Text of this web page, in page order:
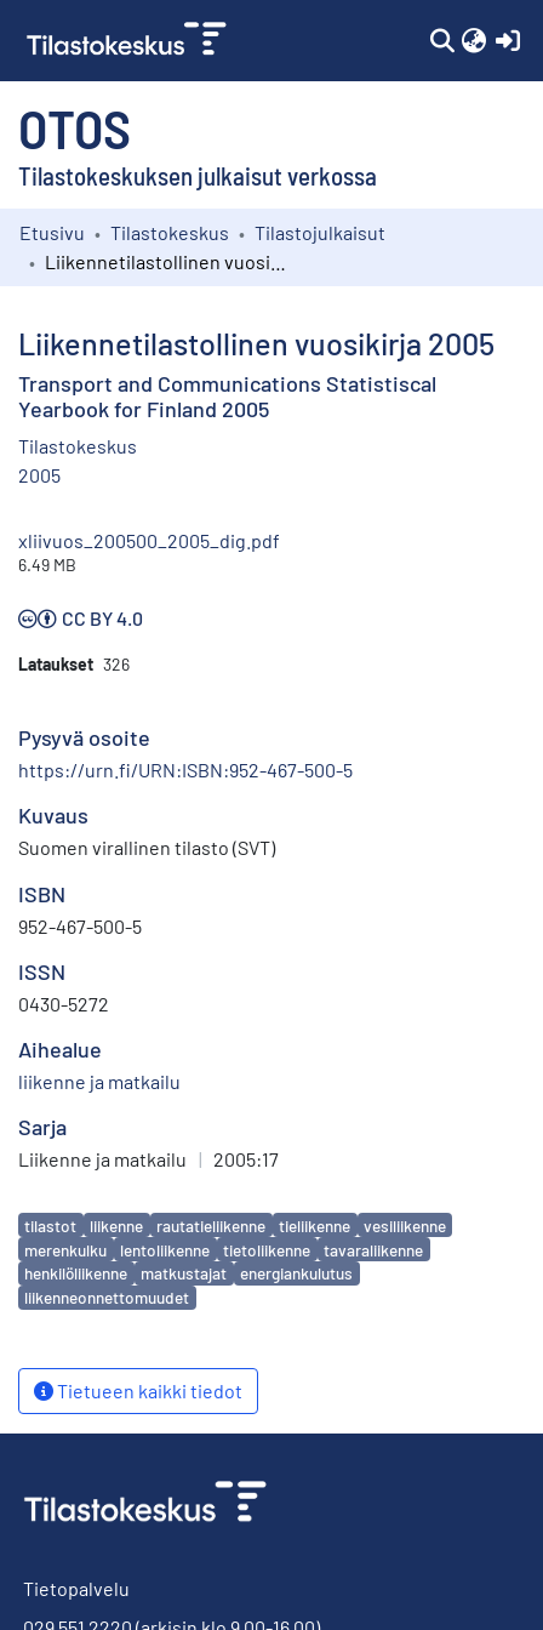
OTOS
Tilastokeskuksen julkaisut verkossa
Kokoelmat
Etusivu Tilastokeskus
Tilastojulkaisut
Liikennetilastollinen vuosikirja 2005
Transport and Communications Statistiscal
Yearbook for Finland 2005
Tilastokeskus
2005
xliivuos_200500_2005_dig.pdf
6.49 MB
CC BY 4.0
Lataukset 326
Pysyvä osoite
https://urn.fi/URN:ISBN:952-467-500-5
Kuvaus
Suomen virallinen tilasto (SVT)
ISBN
952-467-500-5
ISSN
0430-5272
Aihealue
liikenne ja matkailu
Sarja
Liikenne ja matkailu | 2005:17
Avainsanat
tilastot liikenne rautatieliikenne tieliikenne
vesiliikenne
merenkulku
lentoliikenne tietoliikenne
tavaraliikenne
henkilöliikenne
matkustajat
energiankulutus
liikenneonnettomuudet
Tietueen kaikki tiedot
Tietopalvelu